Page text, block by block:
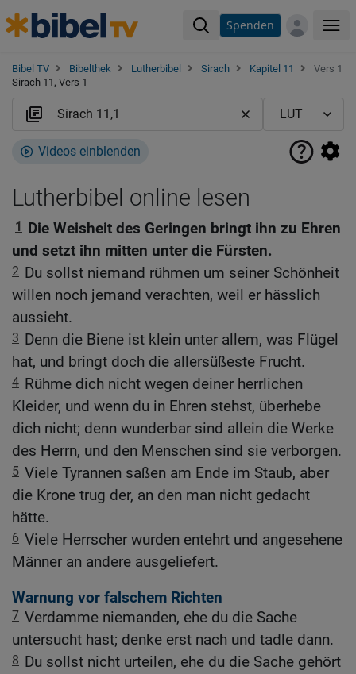
Spenden
Bibel TV Bibelthek Lutherbibel Sirach Kapitel 11
Vers 1
Sirach 11, Vers 1
Videos einblenden
Lutherbibel online lesen
1 Die Weisheit des Geringen bringt ihn zu Ehren
und setzt ihn mitten unter die Fürsten.
2 Du sollst niemand rühmen um seiner Schönheit
willen noch jemand verachten, weil er hässlich
aussieht.
3 Denn die Biene ist klein unter allem, was Flügel
hat, und bringt doch die allersüßeste Frucht.
4 Rühme dich nicht wegen deiner herrlichen
Kleider, und wenn du in Ehren stehst, überhebe
dich nicht; denn wunderbar sind allein die Werke
des Herrn, und den Menschen sind sie verborgen.
5 Viele Tyrannen saßen am Ende im Staub, aber
die Krone trug der, an den man nicht gedacht
hätte.
6 Viele Herrscher wurden entehrt und angesehene
Männer an andere ausgeliefert.
Warnung vor falschem Richten
7 Verdamme niemanden, ehe du die Sache
untersucht hast; denke erst nach und tadle dann.
8 Du sollst nicht urteilen, ehe du die Sache gehört